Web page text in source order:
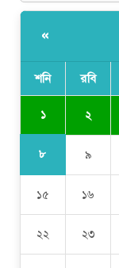
«
শনি রবি
১ ২
৮ ৯
১৫ ১৬
২২ ২৩